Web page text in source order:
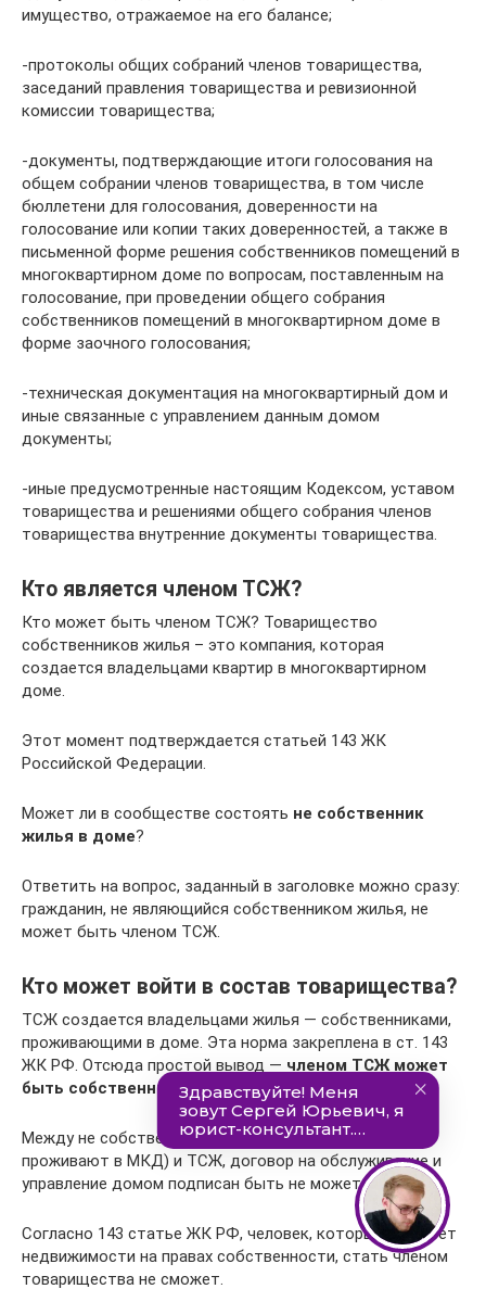
имущество, отражаемое на его балансе;
-протоколы общих собраний членов товарищества,
заседаний правления товарищества и ревизионной
комиссии товарищества;
-документы, подтверждающие итоги голосования на
общем собрании членов товарищества, в том числе
бюллетени для голосования, доверенности на
голосование или копии таких доверенностей, а также в
письменной форме решения собственников помещений в
многоквартирном доме по вопросам, поставленным на
голосование, при проведении общего собрания
собственников помещений в многоквартирном доме в
форме заочного голосования;
-техническая документация на многоквартирный дом и
иные связанные с управлением данным домом
документы;
-иные предусмотренные настоящим Кодексом, уставом
товарищества и решениями общего собрания членов
товарищества внутренние документы товарищества.
Кто является членом ТСЖ?
Кто может быть членом ТСЖ? Товарищество
собственников жилья – это компания, которая
создается владельцами квартир в многоквартирном
доме.
Этот момент подтверждается статьей 143 ЖК
Российской Федерации.
Может ли в сообществе состоять не собственник
жилья в доме?
Ответить на вопрос, заданный в заголовке можно сразу:
гражданин, не являющийся собственником жилья, не
может быть членом ТСЖ.
Кто может войти в состав товарищества?
ТСЖ создается владельцами жилья — собственниками,
проживающими в доме. Эта норма закреплена в ст. 143
ЖК РФ. Отсюда простой вывод — членом ТСЖ может
быть собственник, проживающий в доме
Между не собственниками жилья (даже если они и
проживают в МКД) и ТСЖ, договор на обслуживание и
управление домом подписан быть не может.
Согласно 143 статье ЖК РФ, человек, который не имеет
недвижимости на правах собственности, стать членом
товарищества не сможет.